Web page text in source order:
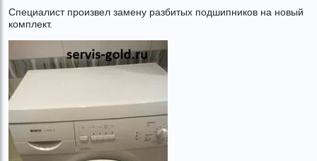
Специалист произвел замену разбитых подшипников на новый
комплект.